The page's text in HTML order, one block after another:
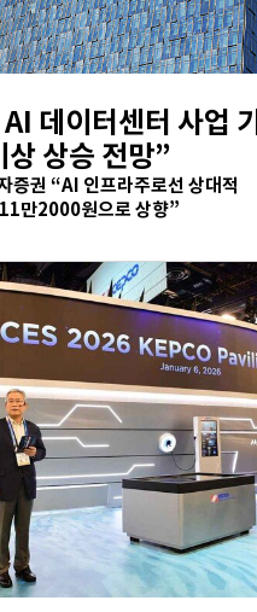
데이터센터 사업
상승 전망”
증권 “AI 인프라주로선 상대적
만2000원으로 상향”